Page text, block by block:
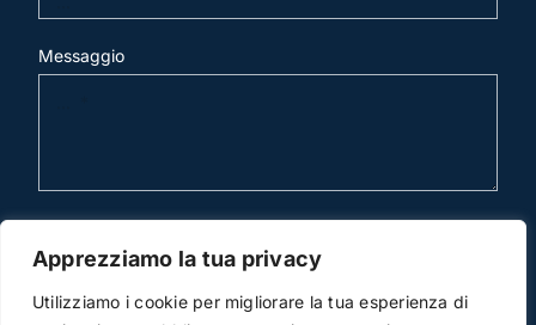
Apprezziamo la tua privacy
Utilizziamo i cookie per migliorare la tua esperienza di
Messaggio
invia mail